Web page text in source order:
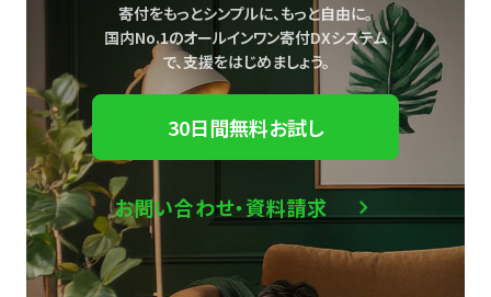
寄付をもっとシンプルに、もっと自由に。
国内No.1のオールインワン寄付DXシステム
で、支援をはじめましょう。
30日間無料お試し
お問い合わせ・資料請求